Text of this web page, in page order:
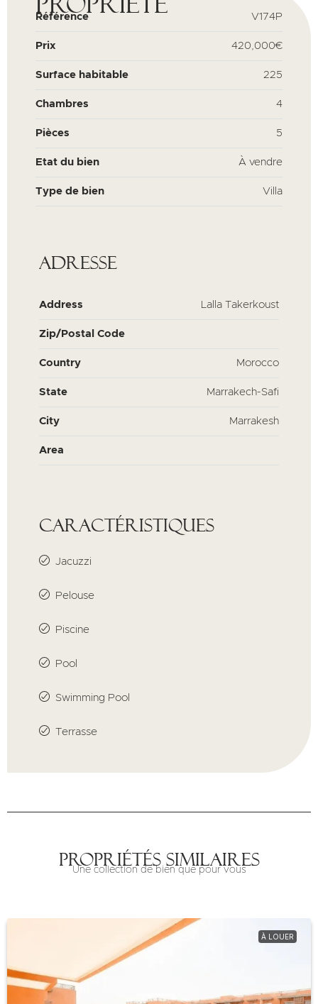
Référence V174P
Prix 420,000€
Surface habitable 225
Chambres 4
Pièces 5
Etat du bien À vendre
Type de bien Villa
Adresse
Address Lalla Takerkoust
Zip/Postal Code
Country Morocco
State Marrakech-Safi
City Marrakesh
Area
Caractéristiques
Jacuzzi
Pelouse
Piscine
Pool
Swimming Pool
Terrasse
Propriétés similaires
Une collection de bien que pour vous
À LOUER